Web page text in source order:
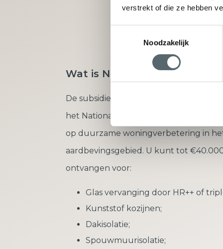
verstrekt of die ze hebben
Noodzakelijk
Wat is Nij Begun?
De subsidieregeling ‘Nij Begun’ is
het Nationaal Programma Groningen
op duurzame woningverbetering in
aardbevingsgebied. U kunt tot
ontvangen voor:
Glas vervanging door HR++ of
Kunststof kozijnen;
Dakisolatie;
Spouwmuurisolatie;